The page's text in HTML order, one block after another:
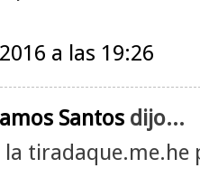
a las 19:26
Santos dijo...
la